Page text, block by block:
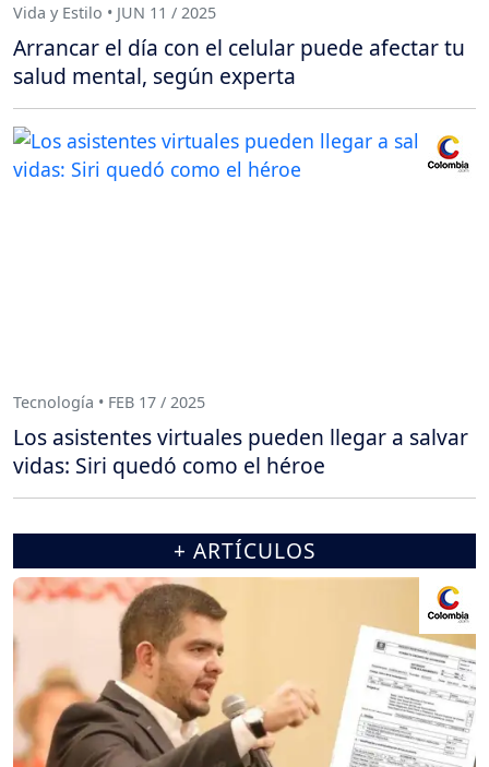
Vida y Estilo • JUN 11 / 2025
Arrancar el día con el celular puede afectar tu
salud mental, según experta
Tecnología • FEB 17 / 2025
Los asistentes virtuales pueden llegar a salvar
vidas: Siri quedó como el héroe
+ ARTÍCULOS